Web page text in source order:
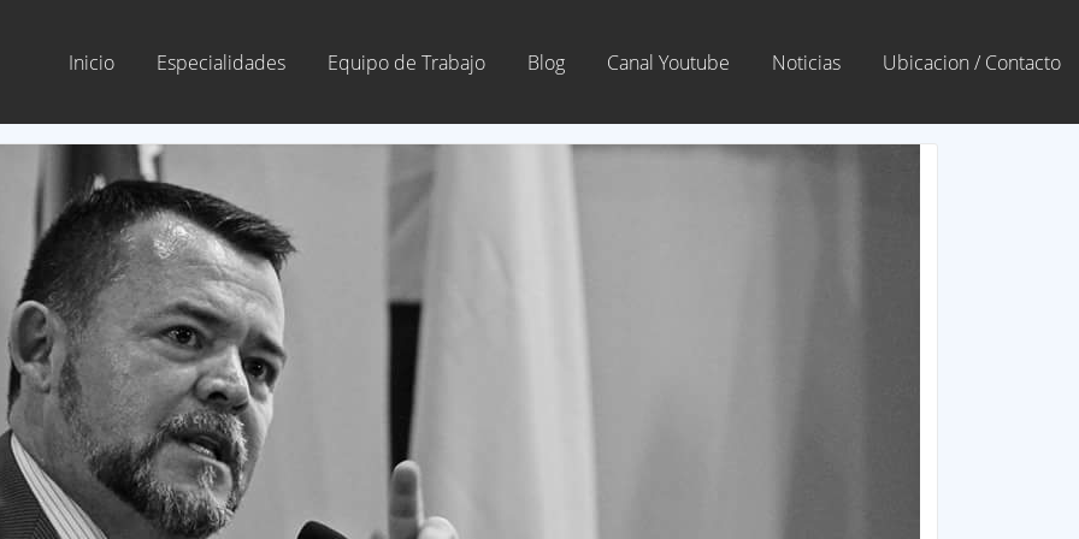
Inicio Especialidades Equipo de Trabajo Blog Canal Youtube Noticias Ubicacion / Contacto